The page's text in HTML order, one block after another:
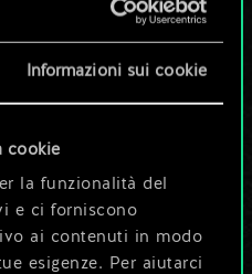
Informazioni sui cookie
cookie
la funzionalità del
e ci forniscono
ai contenuti in modo
esigenze. Per aiutarci
altro!
e crea una